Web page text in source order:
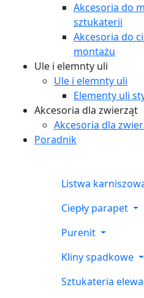
Akcesoria do
sztukaterii
Akcesoria do
montażu
Ule i elemnty uli
Ule i elemnty uli
Elementy uli
Akcesoria dla zwierząt
Akcesoria dla
Poradnik
Listwa
Ciepły parapet
Purenit
Kliny spadkowe
Sztukateria